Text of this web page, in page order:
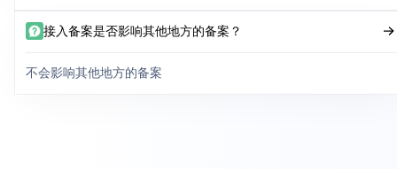
接入备案是否影响其他地方的备案？
不会影响其他地方的备案